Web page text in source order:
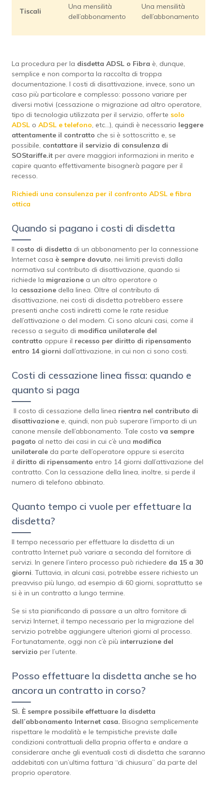
Tiscali
Una mensilità
dell’abbonamento
Una mensilità
dell’abbonamento
La procedura per la disdetta ADSL o Fibra è, dunque,
semplice e non comporta la raccolta di troppa
documentazione. I costi di disattivazione, invece, sono un
caso più particolare e complesso: possono variare per
diversi motivi (cessazione o migrazione ad altro operatore,
tipo di tecnologia utilizzata per il servizio, offerte solo
ADSL o ADSL e telefono, etc...), quindi è necessario leggere
attentamente il contratto che si è sottoscritto e, se
possibile, contattare il servizio di consulenza di
SOStariffe.it per avere maggiori informazioni in merito e
capire quanto effettivamente bisognerà pagare per il
recesso.
Richiedi una consulenza per il confronto ADSL e fibra
ottica
Quando si pagano i costi di disdetta
Il costo di disdetta di un abbonamento per la connessione
Internet casa è sempre dovuto, nei limiti previsti dalla
normativa sul contributo di disattivazione, quando si
richiede la migrazione a un altro operatore o
la cessazione della linea. Oltre al contributo di
disattivazione, nei costi di disdetta potrebbero essere
presenti anche costi indiretti come le rate residue
dell’attivazione o del modem. Ci sono alcuni casi, come il
recesso a seguito di modifica unilaterale del
contratto oppure il recesso per diritto di ripensamento
entro 14 giorni dall’attivazione, in cui non ci sono costi.
Costi di cessazione linea fissa: quando e
quanto si paga
Il costo di cessazione della linea rientra nel contributo di
disattivazione e, quindi, non può superare l’importo di un
canone mensile dell’abbonamento. Tale costo va sempre
pagato al netto dei casi in cui c’è una modifica
unilaterale da parte dell’operatore oppure si esercita
il diritto di ripensamento entro 14 giorni dall’attivazione del
contratto. Con la cessazione della linea, inoltre, si perde il
numero di telefono abbinato.
Quanto tempo ci vuole per effettuare la
disdetta?
Il tempo necessario per effettuare la disdetta di un
contratto Internet può variare a seconda del fornitore di
servizi. In genere l’intero processo può richiedere da 15 a 30
giorni. Tuttavia, in alcuni casi, potrebbe essere richiesto un
preavviso più lungo, ad esempio di 60 giorni, soprattutto se
si è in un contratto a lungo termine.
Se si sta pianificando di passare a un altro fornitore di
servizi Internet, il tempo necessario per la migrazione del
servizio potrebbe aggiungere ulteriori giorni al processo.
Fortunatamente, oggi non c’è più interruzione del
servizio per l’utente.
Posso effettuare la disdetta anche se ho
ancora un contratto in corso?
Sì. È sempre possibile effettuare la disdetta
dell’abbonamento Internet casa. Bisogna semplicemente
rispettare le modalità e le tempistiche previste dalle
condizioni contrattuali della propria offerta e andare a
considerare anche gli eventuali costi di disdetta che saranno
addebitati con un’ultima fattura “di chiusura” da parte del
proprio operatore.